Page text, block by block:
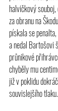
halvičkový
za obranu na
pískala se
a nedal Bartošovi
průnikové
chyběly mu
již v poklidu
souvislejšího tlaku.